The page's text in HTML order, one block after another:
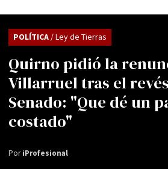
Quirno pidió la
Villarruel tras el
Senado: "Que dé un
costado"
POLÍTICA/ Ley de Tierras
PoriProfesional